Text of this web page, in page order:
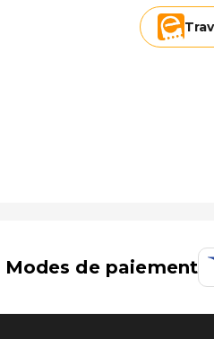
Modes de paiement